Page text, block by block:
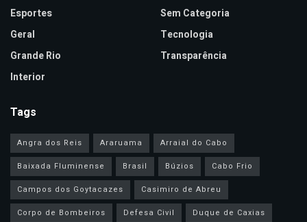
Esportes
Geral
Grande Rio
Interior
Sem Categoria
Tecnologia
Transparência
Tags
Angra dos Reis Araruama
Arraial do Cabo
Baixada Fluminense
Brasil Búzios
Cabo Frio
Campos dos Goytacazes
Casimiro de Abreu
Corpo de Bombeiros
Defesa Civil
Duque de Caxias